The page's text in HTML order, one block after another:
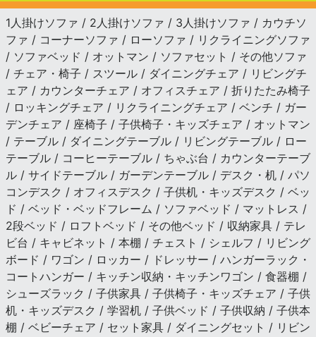
1人掛けソファ / 2人掛けソファ / 3人掛けソファ / カウチソ
ファ / コーナーソファ / ローソファ / リクライニングソファ
/ ソファベッド / オットマン / ソファセット / その他ソファ
/ チェア・椅子 / スツール / ダイニングチェア / リビングチ
ェア / カウンターチェア / オフィスチェア / 折りたたみ椅子
/ ロッキングチェア / リクライニングチェア / ベンチ / ガー
デンチェア / 座椅子 / 子供椅子・キッズチェア / オットマン
/ テーブル / ダイニングテーブル / リビングテーブル / ロー
テーブル / コーヒーテーブル / ちゃぶ台 / カウンターテーブ
ル / サイドテーブル / ガーデンテーブル / デスク・机 / パソ
コンデスク / オフィスデスク / 子供机・キッズデスク / ベッ
ド / ベッド・ベッドフレーム / ソファベッド / マットレス /
2段ベッド / ロフトベッド / その他ベッド / 収納家具 / テレ
ビ台 / キャビネット / 本棚 / チェスト / シェルフ / リビング
ボード / ワゴン / ロッカー / ドレッサー / ハンガーラック・
コートハンガー / キッチン収納・キッチンワゴン / 食器棚 /
シューズラック / 子供家具 / 子供椅子・キッズチェア / 子供
机・キッズデスク / 学習机 / 子供ベッド / 子供収納 / 子供本
棚 / ベビーチェア / セット家具 / ダイニングセット / リビン